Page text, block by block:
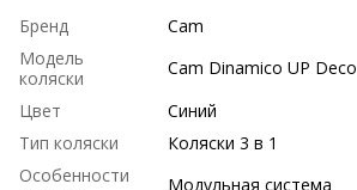
Бренд
Cam
Модель
коляски
Cam Dinamico UP Deco
Цвет
Синий
Тип коляски
Коляски 3 в 1
Особенности
Модульная система